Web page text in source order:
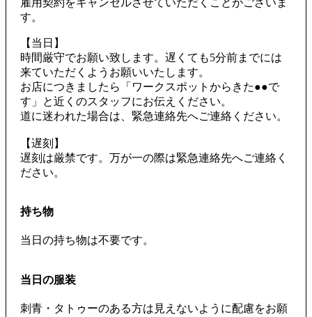
す。
【当日】
時間厳守でお願い致します。遅くても5分前までには
来ていただくようお願いいたします。
お店につきましたら「ワークスポットからきた●●で
す」と近くのスタッフにお伝えください。
道に迷われた場合は、緊急連絡先へご連絡ください。
【遅刻】
遅刻は厳禁です。万が一の際は緊急連絡先へご連絡く
ださい。
持ち物
当日の持ち物は不要です。
当日の服装
刺青・タトゥーのある方は見えないように配慮をお願